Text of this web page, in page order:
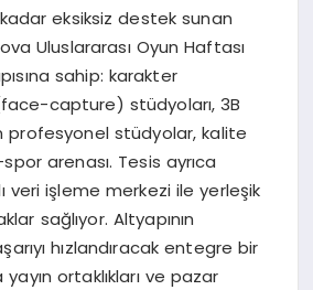
eksiksiz destek sunan
Uluslararası Oyun Haftası
sahip: karakter
capture) stüdyoları, 3B
profesyonel stüdyolar, kalite
arenası. Tesis ayrıca
veri işleme merkezi ile yerleşik
sağlıyor. Altyapının
hızlandıracak entegre bir
ortaklıkları ve pazar